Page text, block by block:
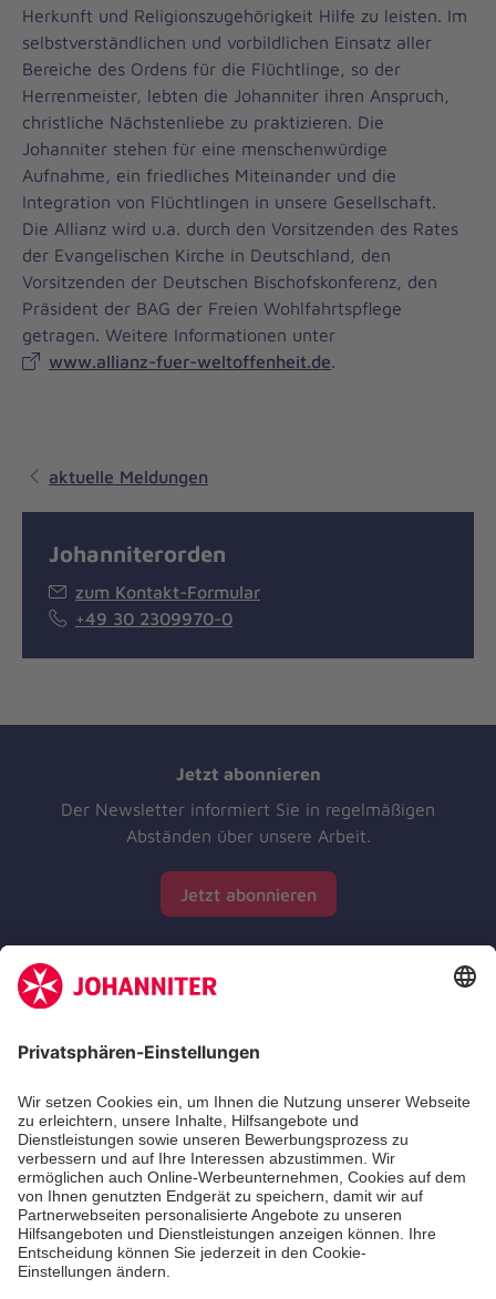
Herkunft und Religionszugehörigkeit Hilfe zu leisten. Im
selbstverständlichen und vorbildlichen Einsatz aller
Bereiche des Ordens für die Flüchtlinge, so der
Herrenmeister, lebten die Johanniter ihren Anspruch,
christliche Nächstenliebe zu praktizieren. Die
Johanniter stehen für eine menschenwürdige
Aufnahme, ein friedliches Miteinander und die
Integration von Flüchtlingen in unsere Gesellschaft.
Die Allianz wird u.a. durch den Vorsitzenden des Rates
der Evangelischen Kirche in Deutschland, den
Vorsitzenden der Deutschen Bischofskonferenz, den
Präsident der BAG der Freien Wohlfahrtspflege
getragen. Weitere Informationen unter
www.allianz-fuer-weltoffenheit.de.
aktuelle Meldungen
Johanniterorden
zum Kontakt-Formular
+49 30 2309970-0
Jetzt abonnieren
Der Newsletter informiert Sie in regelmäßigen
Abständen über unsere Arbeit.
Jetzt abonnieren
Zertifizierung der Johanniter-Unfall-Hilfe e.V.
Die Johanniter GmbH führt das Spendenzertifikat
des Deutschen Spendenrats e.V.